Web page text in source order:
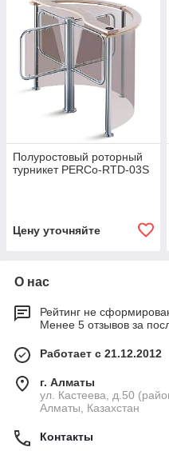
Полуростовый роторный
турникет PERCo-RTD-03S
Цену уточняйте
О нас
Рейтинг не
Менее 5 отзывов за
Работает с 21.12.2012
г. Алматы
ул. Кастеева, д.50
Алматы, Казахстан
Контакты